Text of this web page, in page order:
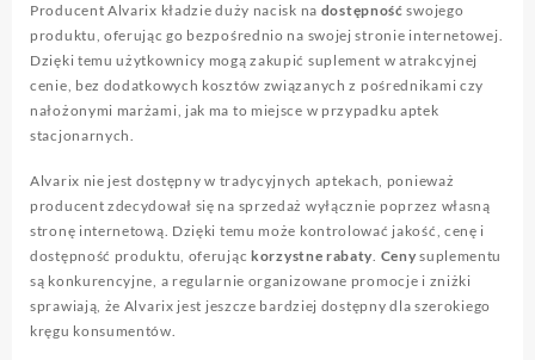
Producent Alvarix kładzie duży nacisk na dostępność swojego
produktu, oferując go bezpośrednio na swojej stronie internetowej.
Dzięki temu użytkownicy mogą zakupić suplement w atrakcyjnej
cenie, bez dodatkowych kosztów związanych z pośrednikami czy
nałożonymi marżami, jak ma to miejsce w przypadku aptek
stacjonarnych.
Alvarix nie jest dostępny w tradycyjnych aptekach, ponieważ
producent zdecydował się na sprzedaż wyłącznie poprzez własną
stronę internetową. Dzięki temu może kontrolować jakość, cenę i
dostępność produktu, oferując korzystne rabaty. Ceny suplementu
są konkurencyjne, a regularnie organizowane promocje i zniżki
sprawiają, że Alvarix jest jeszcze bardziej dostępny dla szerokiego
kręgu konsumentów.